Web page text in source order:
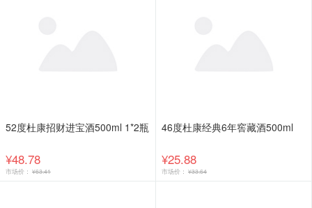
52度杜康招财进宝酒500ml 1*2瓶
¥48.78
市场价： ¥63.41
46度杜康经典6年窖藏酒500ml
¥25.88
市场价： ¥33.64